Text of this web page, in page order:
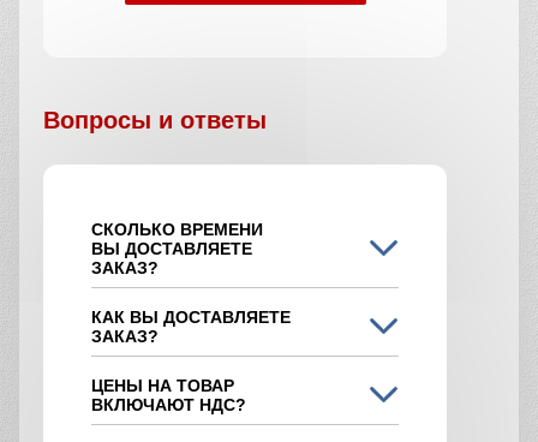
Вопросы и ответы
СКОЛЬКО ВРЕМЕНИ
ВЫ ДОСТАВЛЯЕТЕ
ЗАКАЗ?
КАК ВЫ ДОСТАВЛЯЕТЕ
ЗАКАЗ?
ЦЕНЫ НА ТОВАР
ВКЛЮЧАЮТ НДС?